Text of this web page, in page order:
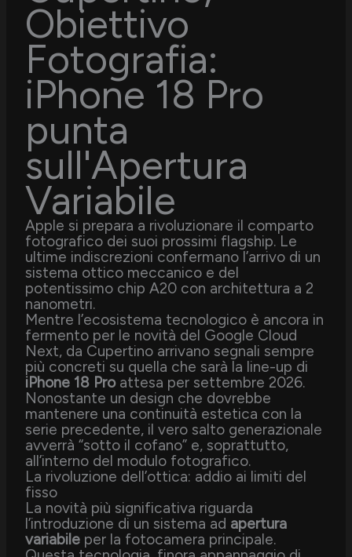
Obiettivo
Fotografia:
iPhone 18 Pro
punta
sull'Apertura
Variabile
Apple si prepara a rivoluzionare il comparto
fotografico dei suoi prossimi flagship. Le
ultime indiscrezioni confermano l’arrivo di un
sistema ottico meccanico e del
potentissimo chip A20 con architettura a 2
nanometri.
Mentre l’ecosistema tecnologico è ancora in
fermento per le novità del Google Cloud
Next, da Cupertino arrivano segnali sempre
più concreti su quella che sarà la line-up di
iPhone 18 Proattesa per settembre 2026.
Nonostante un design che dovrebbe
mantenere una continuità estetica con la
serie precedente, il vero salto generazionale
avverrà “sotto il cofano” e, soprattutto,
all’interno del modulo fotografico.
La rivoluzione dell’ottica: addio ai limiti del
fisso
La novità più significativa riguarda
l’introduzione di un sistema ad apertura
variabile per la fotocamera principale.